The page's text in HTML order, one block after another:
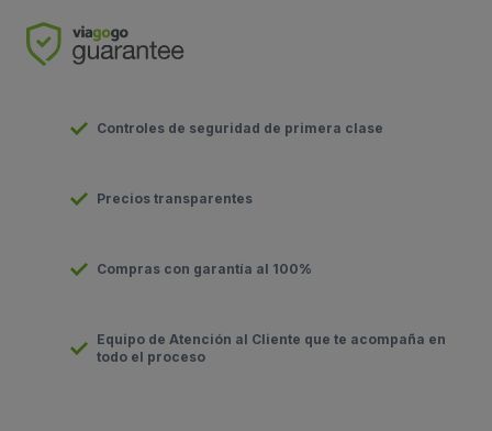
Controles de seguridad de primera clase
Precios transparentes
Compras con garantía al 100%
Equipo de Atención al Cliente que te acompaña en
todo el proceso